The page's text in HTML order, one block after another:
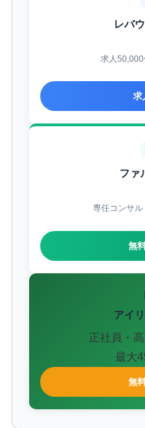
レバ
求人
求
ファ
専任コンサ
無
アイ
正社員・
最大
無